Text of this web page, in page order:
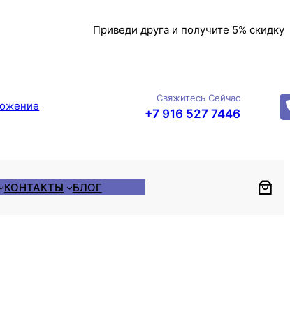
Приведи друга и получите 5% скидку
Свяжитесь Сейчас
+7 916 527 7446
КОНТАКТЫ БЛОГ